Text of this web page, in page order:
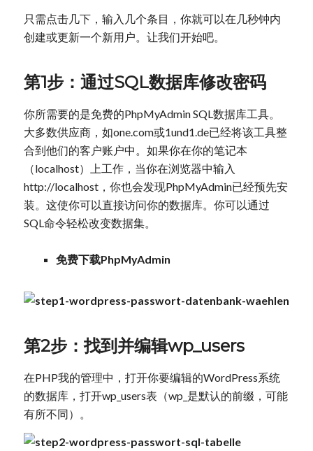
只需点击几下，输入几个条目，你就可以在几秒钟内
创建或更新一个新用户。让我们开始吧。
第1步：通过SQL数据库修改密码
你所需要的是免费的PhpMyAdmin SQL数据库工具。
大多数供应商，如one.com或1und1.de已经将该工具整
合到他们的客户账户中。如果你在你的笔记本
（localhost）上工作，当你在浏览器中输入
http://localhost，你也会发现PhpMyAdmin已经预先安
装。这使你可以直接访问你的数据库。你可以通过
SQL命令轻松改变数据集。
免费下载PhpMyAdmin
第2步：找到并编辑wp_users
在PHP我的管理中，打开你要编辑的WordPress系统
的数据库，打开wp_users表（wp_是默认的前缀，可能
有所不同）。